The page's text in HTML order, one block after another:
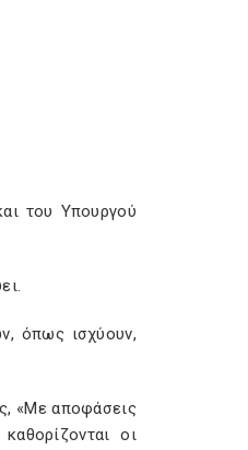
του Υπουργού
όπως ισχύουν,
«Με αποφάσεις
οι